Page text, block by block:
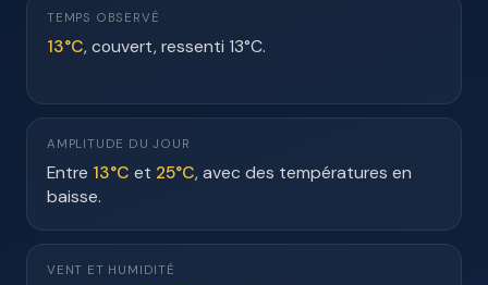
TEMPS OBSERVÉ
13°C, couvert, ressenti 13°C.
AMPLITUDE DU JOUR
Entre 13°C et 25°C, avec des températures en
baisse.
VENT ET HUMIDITÉ